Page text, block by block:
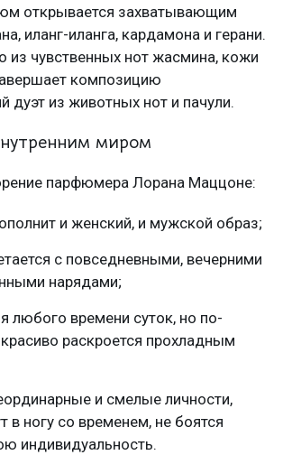
открывается захватывающим
иланг-иланга, кардамона и герани.
из чувственных нот жасмина, кожи
композицию
дуэт из животных нот и пачули.
миром
парфюмера Лорана Маццоне:
и женский, и мужской образ;
с повседневными, вечерними
нарядами;
любого времени суток, но по-
раскроется прохладным
и смелые личности,
в ногу со временем, не боятся
индивидуальность.